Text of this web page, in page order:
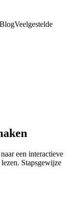
BlogVeelgestelde
een interactieve
Stapsgewijze